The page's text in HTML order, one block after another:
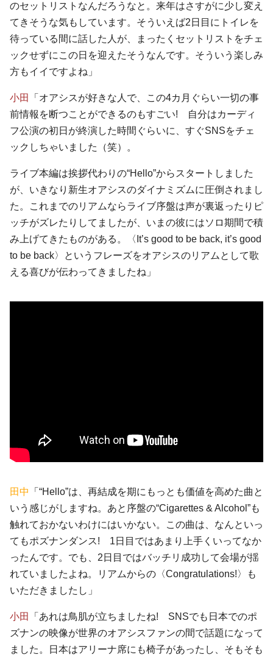
のセットリストなんだろうなと。来年はさすがに少し変え
てきそうな気もしています。そういえば2日目にトイレを
待っている間に話した人が、まったくセットリストをチェ
ックせずにこの日を迎えたそうなんです。そういう楽しみ
方もイイですよね」
小田
「オアシスが好きな人で、この4カ月ぐらい一切の事
前情報を断つことができるのもすごい! 自分はカーディ
フ公演の初日が終演した時間ぐらいに、すぐSNSをチェ
ックしちゃいました（笑）。
ライブ本編は挨拶代わりの“Hello”からスタートしました
が、いきなり新生オアシスのダイナミズムに圧倒されまし
た。これまでのリアムならライブ序盤は声が裏返ったりピ
ッチがズレたりしてましたが、いまの彼にはソロ期間で積
み上げてきたものがある。〈It’s good to be back, it’s good
to be back〉というフレーズをオアシスのリアムとして歌
える喜びが伝わってきましたね」
田中
「“Hello”は、再結成を期にもっとも価値を高めた曲と
いう感じがしますね。あと序盤の“Cigarettes & Alcohol”も
触れておかないわけにはいかない。この曲は、なんといっ
てもポズナンダンス! 1日目ではあまり上手くいってなか
ったんです。でも、2日目ではバッチリ成功して会場が揺
れていましたよね。リアムからの〈Congratulations!〉も
いただきましたし」
小田
「あれは鳥肌が立ちましたね! SNSでも日本でのポ
ズナンの映像が世界のオアシスファンの間で話題になって
ました。日本はアリーナ席にも椅子があったし、そもそも